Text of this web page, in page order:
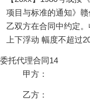
项目与标准的通知》
乙双方在合同中约定
上下浮动 幅度不超过
委托代理合同14
甲方：
乙方：